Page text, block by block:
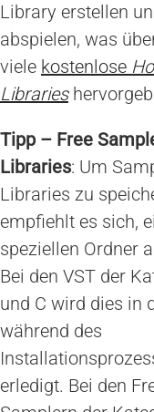
Library erstellen
abspielen, was
viele kostenlose
Libraries
Tipp – Free
Libraries: Um
Libraries zu
empfiehlt es sich,
speziellen Ordner
Bei den VST der
und C wird dies in
während des
erledigt. Bei den